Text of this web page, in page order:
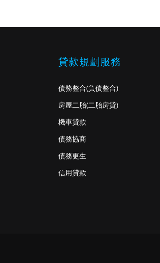
貸款規劃服務
債務整合(負債整合)
房屋二胎(二胎房貸)
機車貸款
債務協商
債務更生
信用貸款